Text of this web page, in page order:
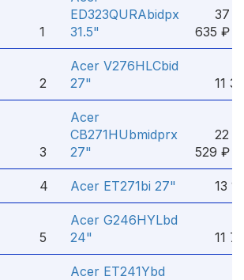
1
ED323QURAbidpx
31.5"
37
635 ₽
2
Acer V276HLCbid
27"
11
3
Acer
CB271HUbmidprx
27"
22
529 ₽
4 Acer ET271bi 27" 13
5
Acer G246HYLbd
24"
11
Acer ET241Ybd